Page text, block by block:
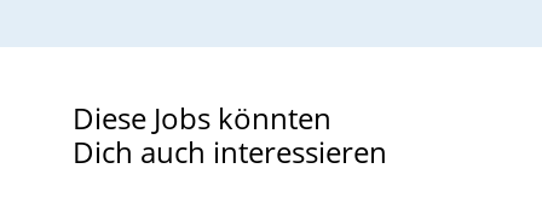
Diese Jobs könnten
Dich auch interessieren